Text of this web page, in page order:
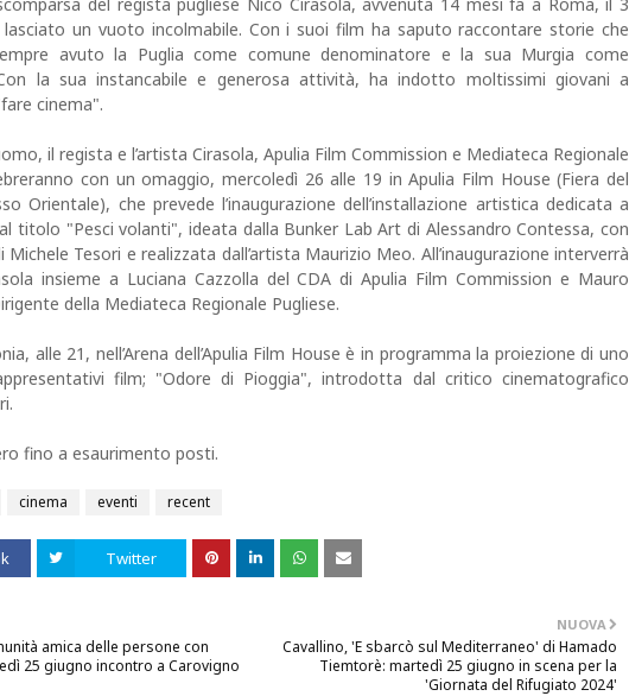
lasciato un vuoto incolmabile. Con i suoi film ha saputo raccontare storie che
avuto la Puglia come comune denominatore e la sua Murgia come
la sua instancabile e generosa attività, ha indotto moltissimi giovani a
cinema".
il regista e l’artista Cirasola, Apulia Film Commission e Mediateca Regionale
con un omaggio, mercoledì 26 alle 19 in Apulia Film House (Fiera del
Orientale), che prevede l’inaugurazione dell’installazione artistica dedicata a
titolo "Pesci volanti", ideata dalla Bunker Lab Art di Alessandro Contessa, con
Michele Tesori e realizzata dall’artista Maurizio Meo. All’inaugurazione interverrà
insieme a Luciana Cazzolla del CDA di Apulia Film Commission e Mauro
della Mediateca Regionale Pugliese.
alle 21, nell’Arena dell’Apulia Film House è in programma la proiezione di uno
film; "Odore di Pioggia", introdotta dal critico cinematografico
fino a esaurimento posti.
cinema eventi recent
Twitter
NUOVA
Cavallino, 'E sbarcò sul Mediterraneo' di Hamado
Tiemtorè: martedì 25 giugno in scena per la
'Giornata del Rifugiato 2024'
amica delle persone con
25 giugno incontro a Carovigno